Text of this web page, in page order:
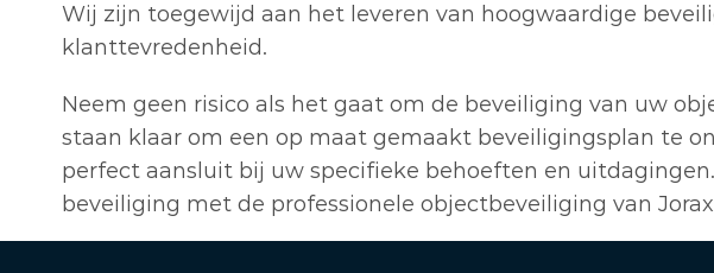
Wij zijn toegewijd aan het leveren van hoogwaardige
klanttevredenheid.
Neem geen risico als het gaat om de beveiliging van uw
staan klaar om een op maat gemaakt beveiligingsplan te
perfect aansluit bij uw specifieke behoeften en
beveiliging met de professionele objectbeveiliging van